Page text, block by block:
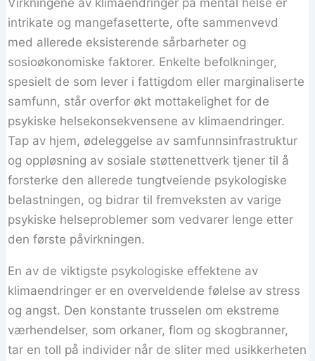
Virkningene av klimaendringer på mental helse er
intrikate og mangefasetterte, ofte sammenvevd
med allerede eksisterende sårbarheter og
sosioøkonomiske faktorer. Enkelte befolkninger,
spesielt de som lever i fattigdom eller marginaliserte
samfunn, står overfor økt mottakelighet for de
psykiske helsekonsekvensene av klimaendringer.
Tap av hjem, ødeleggelse av samfunnsinfrastruktur
og oppløsning av sosiale støttenettverk tjener til å
forsterke den allerede tungtveiende psykologiske
belastningen, og bidrar til fremveksten av varige
psykiske helseproblemer som vedvarer lenge etter
den første påvirkningen.
En av de viktigste psykologiske effektene av
klimaendringer er en overveldende følelse av stress
og angst. Den konstante trusselen om ekstreme
værhendelser, som orkaner, flom og skogbranner,
tar en toll på individer når de sliter med usikkerheten